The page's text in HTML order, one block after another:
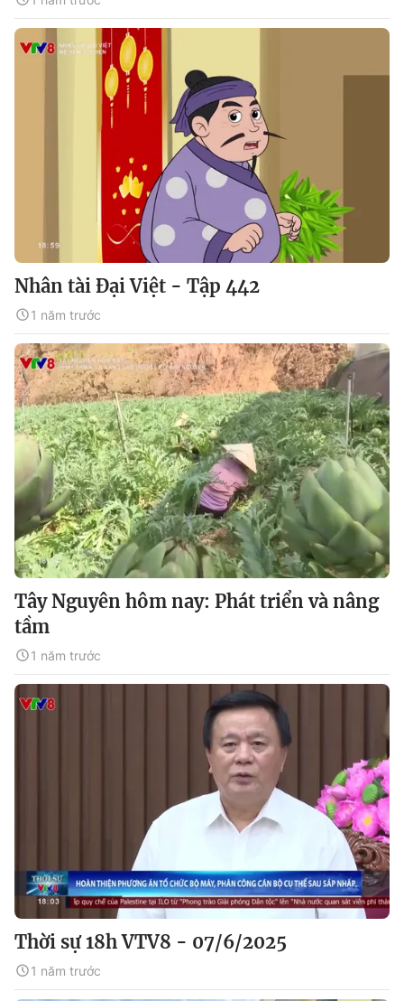
Nhân tài Đại Việt - Tập 442
1 năm trước
Tây Nguyên hôm nay: Phát triển và nâng
tầm
1 năm trước
Thời sự 18h VTV8 - 07/6/2025
1 năm trước